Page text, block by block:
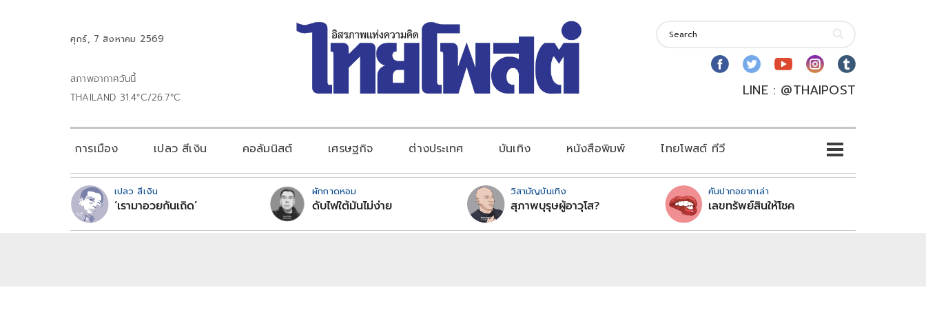
ศุกร์, 7 สิงหาคม 2569
สภาพอากาศวันนี้
THAILAND 31.4°C/26.7°C
LINE : @THAIPOST
การเมือง เปลว สีเงิน คอลัมนิสต์ เศรษฐกิจ ต่างประเทศ บันเทิง หนังสือพิมพ์ ไทยโพสต์ ทีวี
เปลว สีเงิน
‘เรามาอวยกันเถิด’
ผักกาดหอม
ดับไฟใต้มันไม่ง่าย
วิสามัญบันเทิง
สุภาพบุรุษผู้อาวุโส?
คันปากอยากเล่า
เลขทรัพย์สินให้โชค